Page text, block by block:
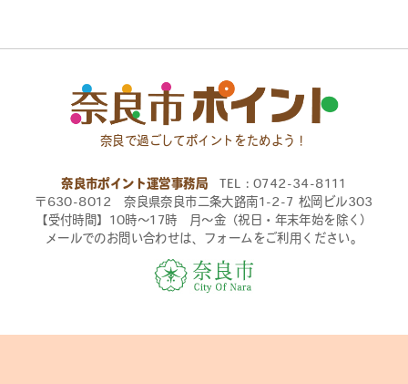
奈良で過ごしてポイントをためよう！
奈良市ポイント運営事務局 TEL：0742-34-8111
〒630-8012 奈良県奈良市二条大路南1-2-7 松岡ビル303
【受付時間】10時〜17時 月〜金（祝日・年末年始を除く）
メールでのお問い合わせは、フォームをご利用ください。